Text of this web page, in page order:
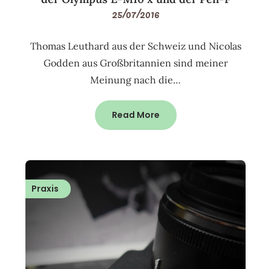
25/07/2016
Thomas Leuthard aus der Schweiz und Nicolas
Godden aus Großbritannien sind meiner
Meinung nach die…
Read More
Praxis